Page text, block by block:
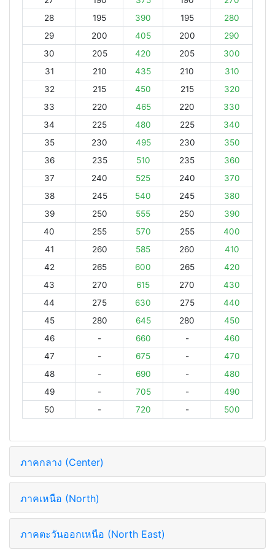
28
195 390 195
280
29
200 405 200
290
30
205 420 205
300
31
210 435 210
310
32
215 450 215
320
33
220 465 220
330
34
225 480 225
340
35
230 495 230
350
36
235 510 235
360
37
240 525 240
370
38
245 540 245
380
39
250 555 250
390
40
255 570 255
400
41
260 585 260
410
42
265 600 265
420
43
270 615 270
430
44
275 630 275
440
45
280 645 280
450
46
- 660 -
460
47
- 675 -
470
48
- 690 -
480
49
- 705 -
490
50
- 720 - 500
ภาคกลาง (Center)
ภาคเหนือ (North)
ภาคตะวันออกเหนือ (North East)